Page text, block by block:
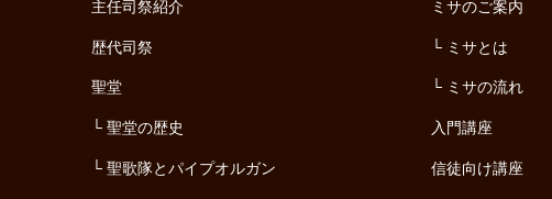
主任司祭紹介
歴代司祭
聖堂
聖堂の歴史
聖歌隊とパイプオルガン
ミサのご案内
ミサとは
ミサの流れ
入門講座
信徒向け講座